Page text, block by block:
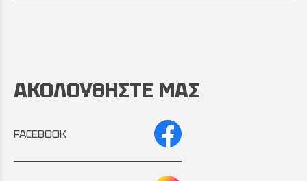
ΑΚΟΛΟΥΘΗΣΤΕ ΜΑΣ
FACEBOOK